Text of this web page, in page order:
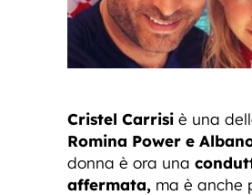
Cristel Carrisi è una
Romina Power e
donna è ora una
affermata, ma è anche